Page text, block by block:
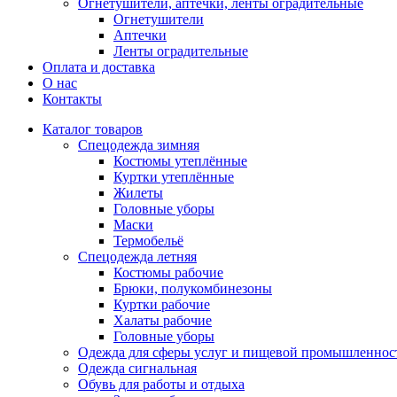
Огнетушители, аптечки, ленты оградительные
Огнетушители
Аптечки
Ленты оградительные
Оплата и доставка
О нас
Контакты
Каталог товаров
Спецодежда зимняя
Костюмы утеплённые
Куртки утеплённые
Жилеты
Головные уборы
Маски
Термобельё
Спецодежда летняя
Костюмы рабочие
Брюки, полукомбинезоны
Куртки рабочие
Халаты рабочие
Головные уборы
Одежда для сферы услуг и пищевой
Одежда сигнальная
Обувь для работы и отдыха